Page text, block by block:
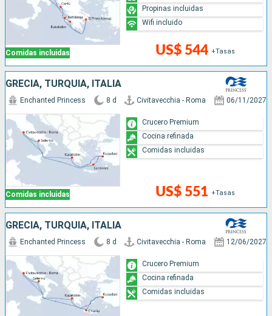
Comidas incluidas US$ 544 +Tasas
Propinas incluidas
Wifi incluido
GRECIA, TURQUÍA, ITALIA
Comidas incluidas
Enchanted Princess 8 d Civitavecchia - Roma 06/11/2027
US$ 551 +Tasas
Crucero Premium
Cocina refinada
Comidas incluidas
GRECIA, TURQUÍA, ITALIA
Enchanted Princess 8 d Civitavecchia - Roma 12/06/2027
Crucero Premium
Cocina refinada
Comidas incluidas